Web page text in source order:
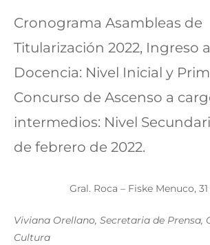
Cronograma Asambleas de
Titularización 2022, Ingreso
Docencia: Nivel Inicial y
Concurso de Ascenso a
intermedios: Nivel
de febrero de 2022.
Gral. Roca – Fiske Menuco,
Viviana Orellano, Secretaria de Prensa,
Cultura